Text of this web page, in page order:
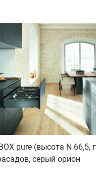
pure (высота N 66,5,
серый орион